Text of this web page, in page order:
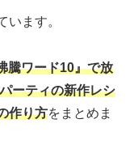
います。
騰ワード10』で放
ーティの新作レシ
作り方をまとめま